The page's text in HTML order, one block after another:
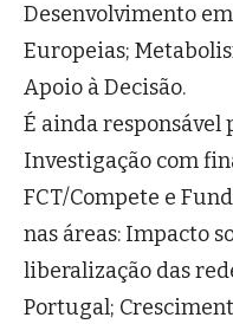
Desenvolvimento
Europeias;
Apoio à Decisão.
É ainda responsável
Investigação com
FCT/Compete e
nas áreas: Impacto
liberalização das
Portugal;